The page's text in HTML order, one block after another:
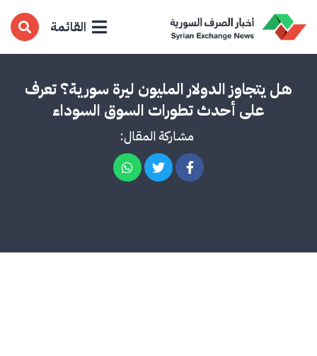
القائمة
هل يتجاوز الدولار المليون ليرة سورية؟ تعرف
على أحدث تطورات السوق السوداء
مشاركة المقال: